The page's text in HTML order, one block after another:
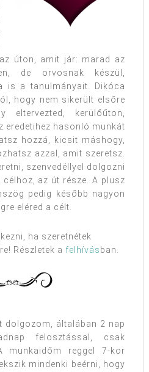
úton, amit jár: marad az
de orvosnak készül,
is a tanulmányait. Dikóca
hogy nem sikerült elsőre
kerülőűton,
eredetihez hasonló munkát
hozzá, kicsit máshogy,
azzal, amit szeretsz.
szenvedéllyel dolgozni
célhoz, az út része. A plusz
pedig később nagyon
eléred a célt.
ha szeretnétek
Részletek a felhívás ban.
dolgozom, általában 2 nap
felosztással, csak
munkaidőm reggel 7-kor
mindenki beérni, hogy